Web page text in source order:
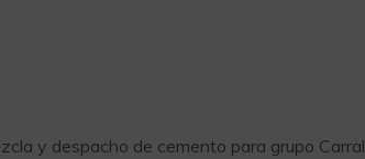
y despacho de cemento para grupo Carral.